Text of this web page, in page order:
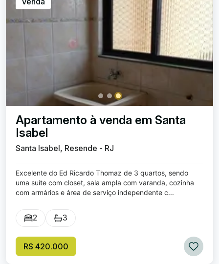
Apartamento à venda em Santa
Isabel
Santa Isabel, Resende - RJ
Excelente do Ed Ricardo Thomaz de 3 quartos, sendo
uma suíte com closet, sala ampla com varanda, cozinha
com armários e área de serviço independente c...
2 3
R$ 420.000